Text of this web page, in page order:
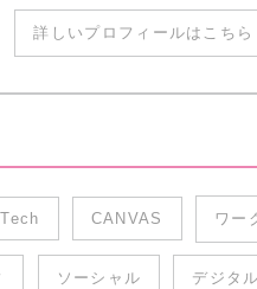
詳しいプロフィールはこち
CANVAS ワー
ソーシャル デジタ